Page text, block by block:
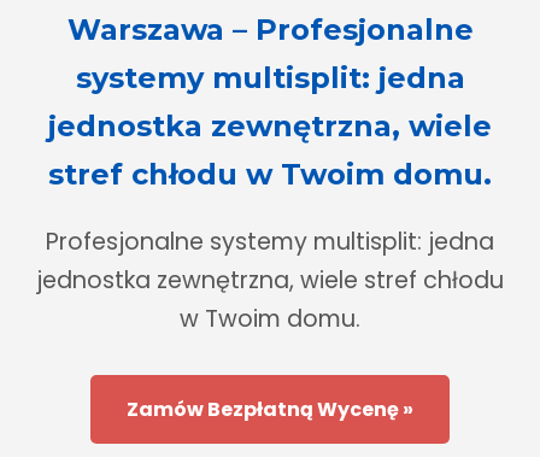
Warszawa – Profesjonalne
systemy multisplit: jedna
jednostka zewnętrzna, wiele
stref chłodu w Twoim domu.
Profesjonalne systemy multisplit: jedna
jednostka zewnętrzna, wiele stref chłodu
w Twoim domu.
Zamów Bezpłatną Wycenę »